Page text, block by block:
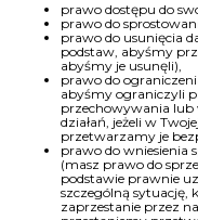
prawo dostępu do
prawo do
prawo do usunięcia
podstaw, abyśmy
abyśmy je usunęli),
prawo do
abyśmy ograniczyli
przechowywania lub
działań, jeżeli w
przetwarzamy je
prawo do wniesienia
(masz prawo do
podstawie prawnie
szczególną sytuację,
zaprzestanie przez